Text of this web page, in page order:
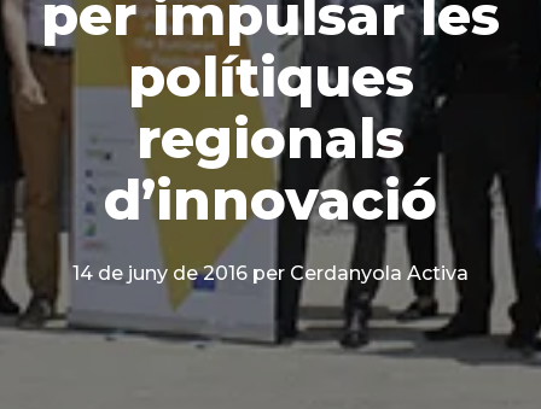
per impulsar les
polítiques
regionals
d’innovació
14 de juny de 2016 per Cerdanyola Activa